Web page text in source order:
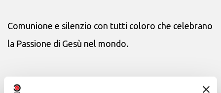
Comunione e silenzio con tutti coloro che celebrano
la Passione di Gesù nel mondo.